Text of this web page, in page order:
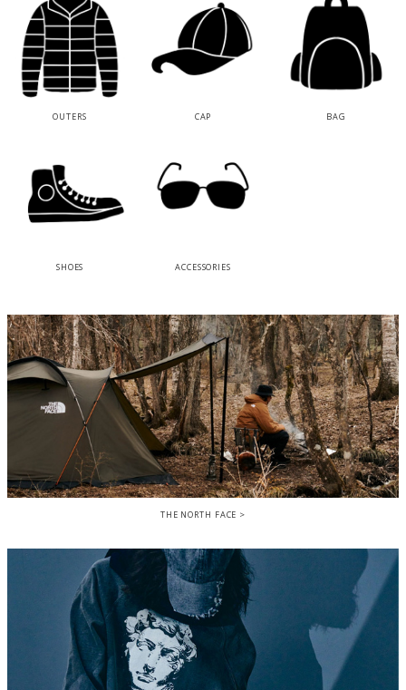
OUTERS CAP BAG
SHOES ACCESSORIES
THE NORTH FACE